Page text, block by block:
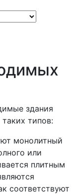
здания
типов:
монолитный
или
плитным
соответствуют